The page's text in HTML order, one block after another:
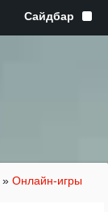
» Онлайн-игры